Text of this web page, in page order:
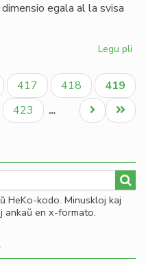
egala al la svisa
Legu pli
la
Paĝo
417 Paĝo
418
Aktuala
paĝo
419
Paĝo
423 …
Last
page
Next
page
HeKo-kodo. Minuskloj kaj
ankaŭ en x-formato.